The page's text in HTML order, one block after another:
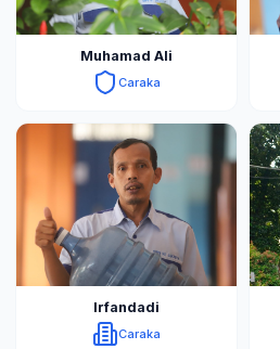
Muhamad Ali
Caraka
Irfandadi
Caraka